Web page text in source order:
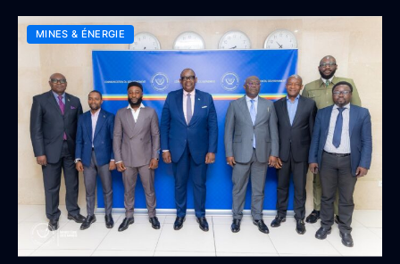
MINES & ÉNERGIE